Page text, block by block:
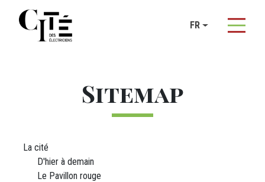
FR
Sitemap
La cité
D'hier à demain
Le Pavillon rouge
Panneau de gestion des cookies